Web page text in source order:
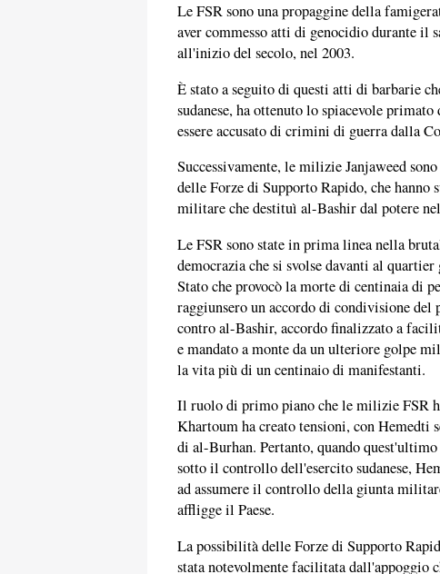
Le FSR sono una propaggine della
aver commesso atti di genocidio durante il
all'inizio del secolo, nel 2003.
È stato a seguito di questi atti di barbarie
sudanese, ha ottenuto lo spiacevole
essere accusato di crimini di guerra dalla
Successivamente, le milizie Janjaweed
delle Forze di Supporto Rapido, che
militare che destituì al-Bashir dal potere
Le FSR sono state in prima linea nella
democrazia che si svolse davanti al
Stato che provocò la morte di centinaia di
raggiunsero un accordo di condivisione
contro al-Bashir, accordo finalizzato a
e mandato a monte da un ulteriore golpe
la vita più di un centinaio di manifestanti.
Il ruolo di primo piano che le milizie FSR
Khartoum ha creato tensioni, con Hemedti
di al-Burhan. Pertanto, quando
sotto il controllo dell'esercito sudanese,
ad assumere il controllo della giunta
affligge il Paese.
La possibilità delle Forze di Supporto
stata notevolmente facilitata dall'appoggio